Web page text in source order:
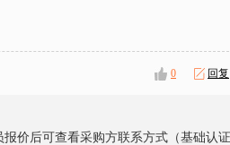
0 回复
价后可查看采购方联系方式（基础认证